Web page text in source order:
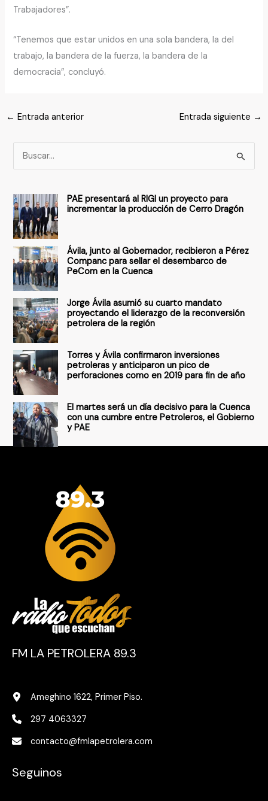
Trabajadores”.
“Tenemos que estar unidos en una sola bandera, la del
trabajo, la bandera de la fuerza, la bandera de la
democracia”, concluyó.
← Entrada anterior Entrada siguiente →
u
c
a
r
o
r
:
PAE presentará al RIGI un proyecto para
incrementar la producción de Cerro Dragón
Ávila, junto al Gobernador, recibieron a Pérez
Companc para sellar el desembarco de
PeCom en la Cuenca
Jorge Ávila asumió su cuarto mandato
proyectando el liderazgo de la reconversión
petrolera de la región
Torres y Ávila confirmaron inversiones
petroleras y anticiparon un pico de
perforaciones como en 2019 para fin de año
El martes será un día decisivo para la Cuenca
con una cumbre entre Petroleros, el Gobierno
y PAE
FM LA PETROLERA 89.3
Ameghino 1622, Primer Piso.
297 4063327
contacto@fmlapetrolera.com
Seguinos